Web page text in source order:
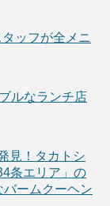
ッフが全メニ
ルなランチ店
見！タカトシ
条エリア」の
ームクーヘン